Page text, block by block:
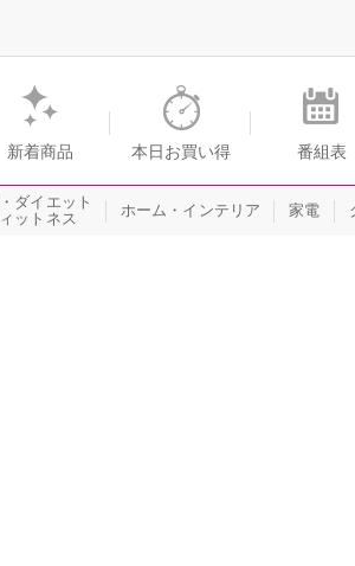
ッピングのショップチャンネル
新着商品 本日お買い得 番組表
ダイエット
ットネス
ホーム・インテリア 家電